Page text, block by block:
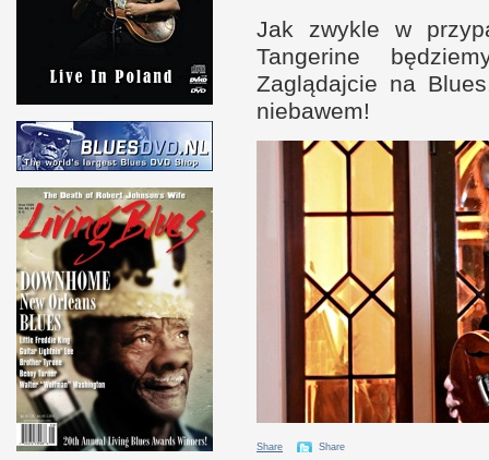
Jak zwykle w p
Tangerine
Zaglądajcie na
niebawem!
Share Share